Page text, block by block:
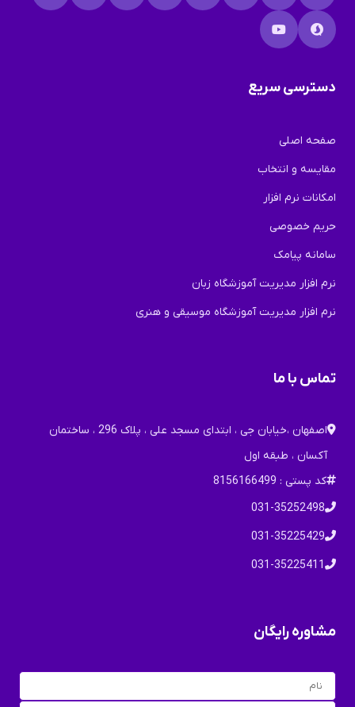
دسترسی سریع
صفحه اصلی
مقایسه و انتخاب
امکانات نرم افزار
حریم خصوصی
سامانه پیامک
نرم افزار مدیریت آموزشگاه زبان
نرم افزار مدیریت آموزشگاه موسیقی و هنری
تماس با ما
اصفهان ،خیابان جی ، ابتدای مسجد علی ، پلاک 296 ، ساختمان
آکسان ، طبقه اول
کد پستی : 8156166499
031-35252498
031-35225429
031-35225411
مشاوره رایگان